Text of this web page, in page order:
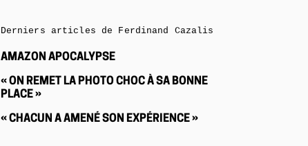
Derniers articles de Ferdinand Cazalis
AMAZON APOCALYPSE
« ON REMET LA PHOTO CHOC À SA BONNE
PLACE »
« CHACUN A AMENÉ SON EXPÉRIENCE »